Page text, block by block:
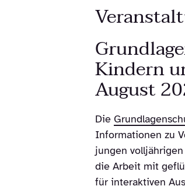
Kindern
August
Die
Informationen zu
jungen
die Arbeit mit
für interaktiven